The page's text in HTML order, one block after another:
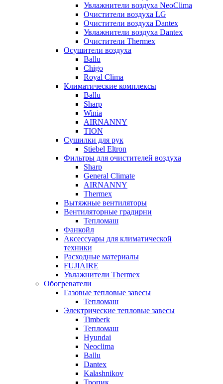
Увлажнители воздуха NeoClima
Очистители воздуха LG
Очистители воздуха Dantex
Увлажнители воздуха Dantex
Очистители Thermex
Осушители воздуха
Ballu
Chigo
Royal Clima
Климатические комплексы
Ballu
Sharp
Winia
AIRNANNY
TION
Сушилки для рук
Stiebel Eltron
Фильтры для очистителей воздуха
Sharp
General Climate
AIRNANNY
Thermex
Вытяжные вентиляторы
Вентиляторные градирни
Тепломаш
Фанкойл
Аксессуары для климатической
техники
Расходные материалы
FUJIAIRE
Увлажнители Thermex
Обогреватели
Газовые тепловые завесы
Тепломаш
Электрические тепловые завесы
Timberk
Тепломаш
Hyundai
Neoclima
Ballu
Dantex
Kalashnikov
Тропик